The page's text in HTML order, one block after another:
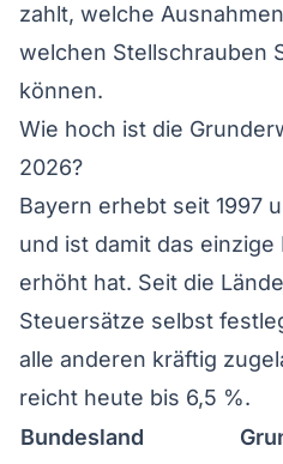
zahlt, welche
welchen Stellschrauben
können.
Wie hoch ist die
2026?
Bayern erhebt seit 1997
und ist damit das einzige
erhöht hat. Seit die
Steuersätze selbst
alle anderen kräftig
reicht heute bis 6,5 %.
Bundesland